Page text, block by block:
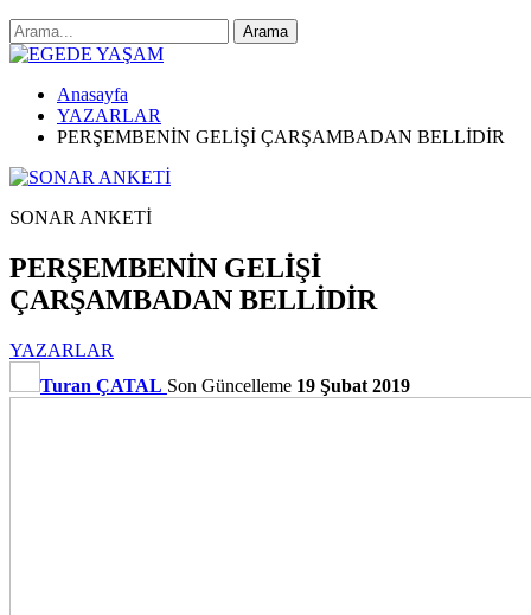
Anasayfa
YAZARLAR
PERŞEMBENİN GELİŞİ ÇARŞAMBADAN BELLİDİR
SONAR ANKETİ
PERŞEMBENİN GELİŞİ
ÇARŞAMBADAN BELLİDİR
YAZARLAR
Turan ÇATAL Son Güncelleme 19 Şubat 2019